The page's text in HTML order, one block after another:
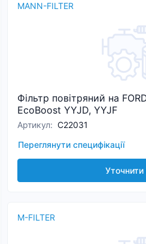
MANN-FILTER
Фільтр повітряний на
EcoBoost YYJD, YYJF
Артикул: C22031
Переглянути специфікації
Уточнити
M-FILTER